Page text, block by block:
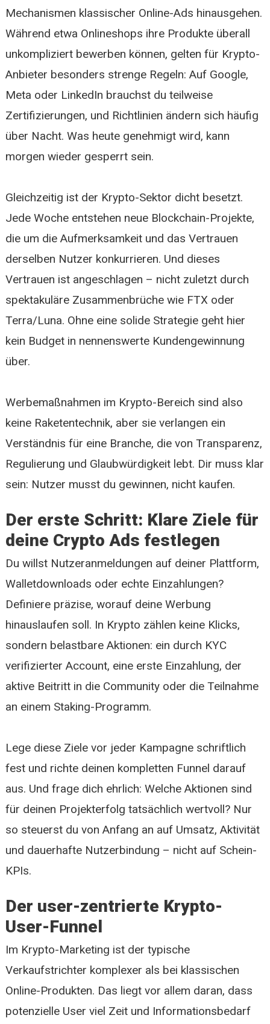
Mechanismen klassischer Online-Ads hinausgehen.
Während etwa Onlineshops ihre Produkte überall
unkompliziert bewerben können, gelten für Krypto-
Anbieter besonders strenge Regeln: Auf Google,
Meta oder LinkedIn brauchst du teilweise
Zertifizierungen, und Richtlinien ändern sich häufig
über Nacht. Was heute genehmigt wird, kann
morgen wieder gesperrt sein.
Gleichzeitig ist der Krypto-Sektor dicht besetzt.
Jede Woche entstehen neue Blockchain-Projekte,
die um die Aufmerksamkeit und das Vertrauen
derselben Nutzer konkurrieren. Und dieses
Vertrauen ist angeschlagen – nicht zuletzt durch
spektakuläre Zusammenbrüche wie FTX oder
Terra/Luna. Ohne eine solide Strategie geht hier
kein Budget in nennenswerte Kundengewinnung
über.
Werbemaßnahmen im Krypto-Bereich sind also
keine Raketentechnik, aber sie verlangen ein
Verständnis für eine Branche, die von Transparenz,
Regulierung und Glaubwürdigkeit lebt. Dir muss klar
sein: Nutzer musst du gewinnen, nicht kaufen.
Der erste Schritt: Klare Ziele für
deine Crypto Ads festlegen
Du willst Nutzeranmeldungen auf deiner Plattform,
Walletdownloads oder echte Einzahlungen?
Definiere präzise, worauf deine Werbung
hinauslaufen soll. In Krypto zählen keine Klicks,
sondern belastbare Aktionen: ein durch KYC
verifizierter Account, eine erste Einzahlung, der
aktive Beitritt in die Community oder die Teilnahme
an einem Staking-Programm.
Lege diese Ziele vor jeder Kampagne schriftlich
fest und richte deinen kompletten Funnel darauf
aus. Und frage dich ehrlich: Welche Aktionen sind
für deinen Projekterfolg tatsächlich wertvoll? Nur
so steuerst du von Anfang an auf Umsatz, Aktivität
und dauerhafte Nutzerbindung – nicht auf Schein-
KPIs.
Der user-zentrierte Krypto-
User-Funnel
Im Krypto-Marketing ist der typische
Verkaufstrichter komplexer als bei klassischen
Online-Produkten. Das liegt vor allem daran, dass
potenzielle User viel Zeit und Informationsbedarf